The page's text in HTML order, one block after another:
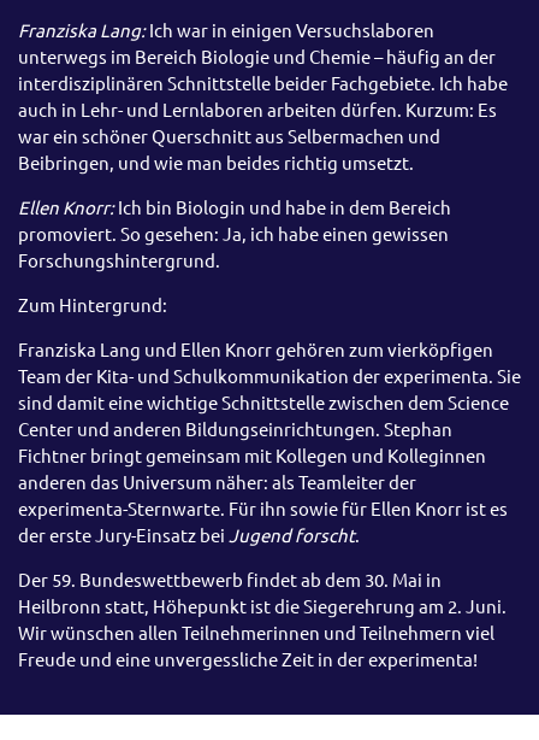
Franziska Lang:Ich war in einigen Versuchslaboren
unterwegs im Bereich Biologie und Chemie – häufig an der
interdisziplinären Schnittstelle beider Fachgebiete. Ich habe
auch in Lehr- und Lernlaboren arbeiten dürfen. Kurzum: Es
war ein schöner Querschnitt aus Selbermachen und
Beibringen, und wie man beides richtig umsetzt.
Ellen Knorr:Ich bin Biologin und habe in dem Bereich
promoviert. So gesehen: Ja, ich habe einen gewissen
Forschungshintergrund.
Zum Hintergrund:
Franziska Lang und Ellen Knorr gehören zum vierköpfigen
Team der Kita- und Schulkommunikation der experimenta. Sie
sind damit eine wichtige Schnittstelle zwischen dem Science
Center und anderen Bildungseinrichtungen. Stephan
Fichtner bringt gemeinsam mit Kollegen und Kolleginnen
anderen das Universum näher: als Teamleiter der
experimenta-Sternwarte. Für ihn sowie für Ellen Knorr ist es
der erste Jury-Einsatz bei Jugend forscht.
Der 59. Bundeswettbewerb findet ab dem 30. Mai in
Heilbronn statt, Höhepunkt ist die Siegerehrung am 2. Juni.
Wir wünschen allen Teilnehmerinnen und Teilnehmern viel
Freude und eine unvergessliche Zeit in der experimenta!